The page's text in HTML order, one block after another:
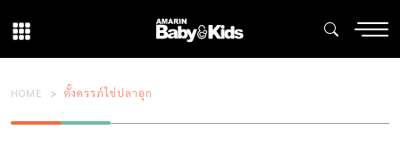
HOME ตั้งครรภ์ไข่ปลาอุก